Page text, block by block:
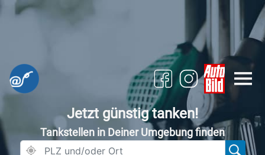
Jetzt günstig tanken!
Tankstellen in Deiner Umgebung finden